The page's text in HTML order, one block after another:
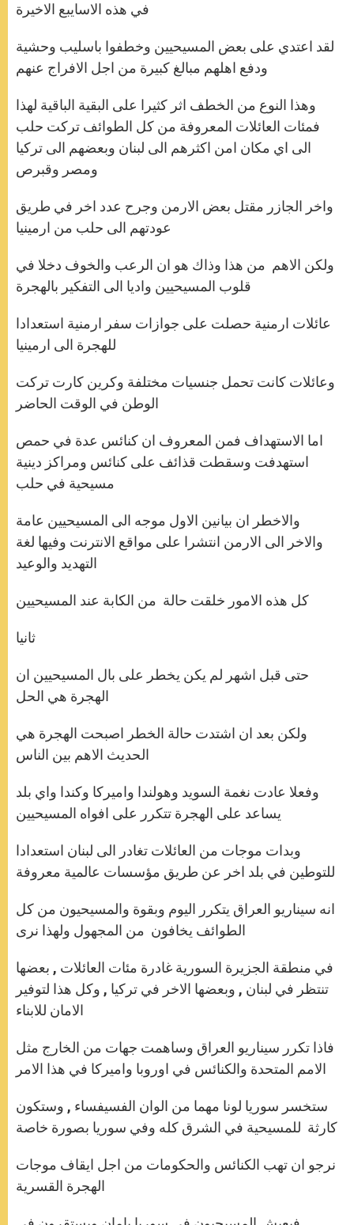
في هذه الاسايبع الاخيرة
لقد اعتدي على بعض المسيحيين وخطفوا باسليب وحشية
ودفع اهلهم مبالغ كبيرة من اجل الافراج عنهم
وهذا النوع من الخطف اثر كثيرا على البقية الباقية لهذا
فمئات العائلات المعروفة من كل الطوائف تركت حلب
الى اي مكان امن اكثرهم الى لبنان وبعضهم الى تركيا
ومصر وقبرص
واخر الجازر مقتل بعض الارمن وجرح عدد اخر في طريق
عودتهم الى حلب من ارمينيا
ولكن الاهم من هذا وذاك هو ان الرعب والخوف دخلا في
قلوب المسيحيين واديا الى التفكير بالهجرة
عائلات ارمنية حصلت على جوازات سفر ارمنية استعدادا
للهجرة الى ارمينيا
وعائلات كانت تحمل جنسيات مختلفة وكرين كارت تركت
الوطن في الوقت الحاضر
اما الاستهداف فمن المعروف ان كنائس عدة في حمص
استهدفت وسقطت قذائف على كنائس ومراكز دينية
مسيحية في حلب
والاخطر ان بيانين الاول موجه الى المسيحيين عامة
والاخر الى الارمن انتشرا على مواقع الانترنت وفيها لغة
التهديد والوعيد
كل هذه الامور خلقت حالة من الكابة عند المسيحيين
ثانيا
حتى قبل اشهر لم يكن يخطر على بال المسيحيين ان
الهجرة هي الحل
ولكن بعد ان اشتدت حالة الخطر اصبحت الهجرة هي
الحديث الاهم بين الناس
وفعلا عادت نغمة السويد وهولندا واميركا وكندا واي بلد
يساعد على الهجرة تتكرر على افواه المسيحيين
وبدات موجات من العائلات تغادر الى لبنان استعدادا
للتوطين في بلد اخر عن طريق مؤسسات عالمية معروفة
انه سيناريو العراق يتكرر اليوم وبقوة والمسيحيون من كل
الطوائف يخافون من المجهول ولهذا نرى
في منطقة الجزيرة السورية غادرة مئات العائلات , بعضها
تنتظر في لبنان , وبعضها الاخر في تركيا , وكل هذا لتوفير
الامان للابناء
فاذا تكرر سيناريو العراق وساهمت جهات من الخارج مثل
الامم المتحدة والكنائس في اوروبا واميركا في هذا الامر
ستخسر سوريا لونا مهما من الوان الفسيفساء , وستكون
كارثة للمسيحية في الشرق كله وفي سوريا بصورة خاصة
نرجو ان تهب الكنائس والحكومات من اجل ايقاف موجات
الهجرة القسرية